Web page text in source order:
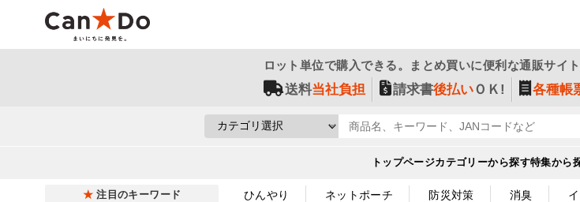
ロット単位で購入できる。まとめ買いに便利な通販サイト
送料当社負担 請求書後払いＯＫ! 各種帳
トップページカテゴリーから探す特集から
注目のキーワード ひんやり ネットポーチ 防災対策 消臭